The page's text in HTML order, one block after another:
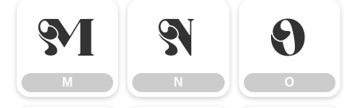
M
M
N
N
O
O